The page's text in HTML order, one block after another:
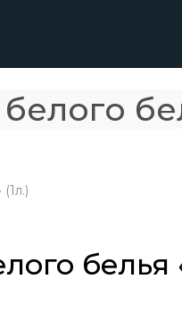
белья